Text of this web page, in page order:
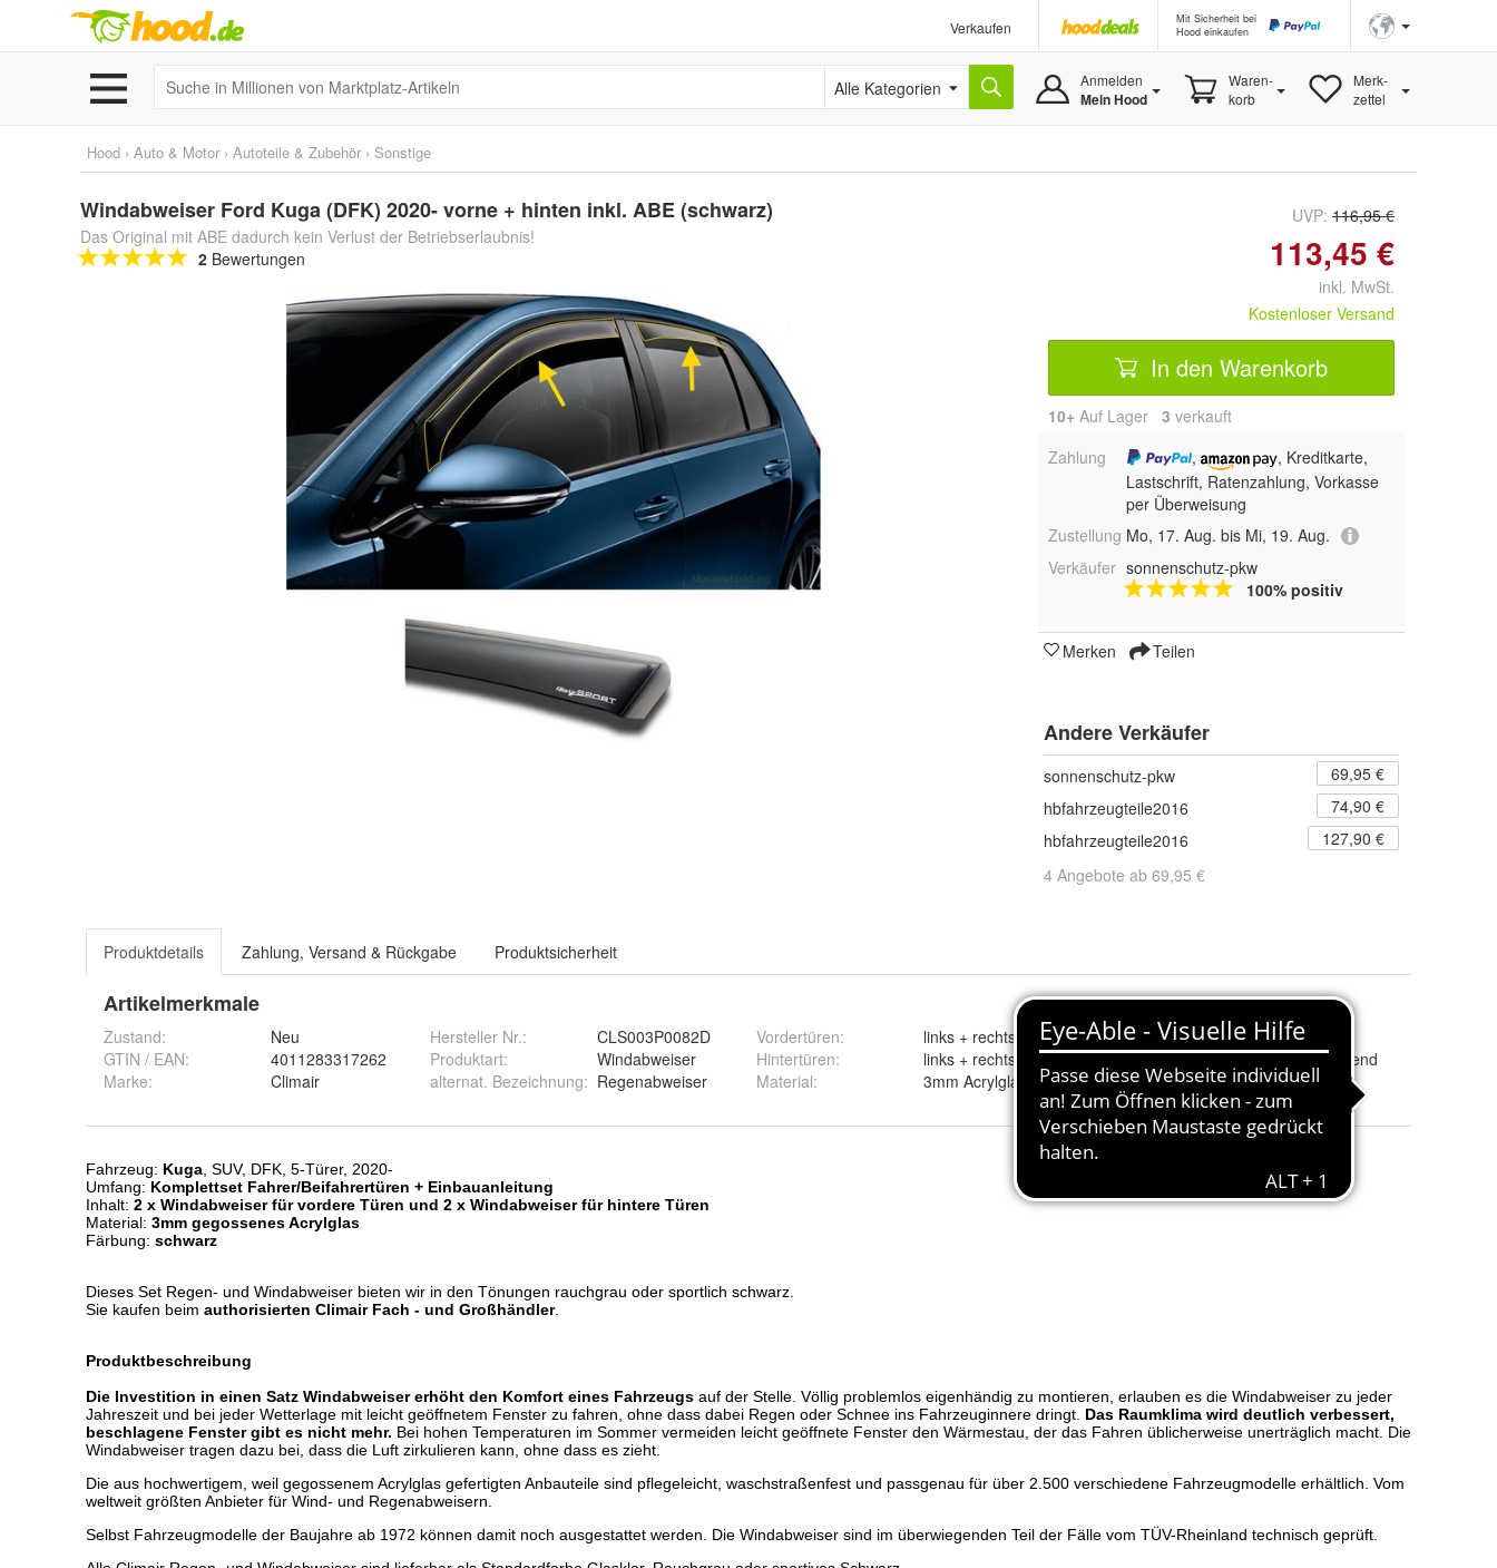
Verkaufen
Mit Sicherheit bei
Hood einkaufen
Alle Kategorien Anmelden
Mein Hood
Waren-
korb
Merk-
zettel
Hood › Auto & Motor › Autoteile & Zubehör › Sonstige
Windabweiser Ford Kuga (DFK) 2020- vorne + hinten inkl. ABE (schwarz)
Das Original mit ABE dadurch kein Verlust der Betriebserlaubnis!
2 Bewertungen
UVP: 116,95 €
113,45 €
inkl. MwSt.
Kostenloser Versand
In den Warenkorb
10+ Auf Lager 3 verkauft
Zahlung
,
, Kreditkarte,
Lastschrift, Ratenzahlung, Vorkasse
per Überweisung
Zustellung Mo, 17. Aug. bis Mi, 19. Aug.
Verkäufer sonnenschutz-pkw
100% positiv
Merken Teilen
Andere Verkäufer
sonnenschutz-pkw
69,95 €
hbfahrzeugteile2016
74,90 €
hbfahrzeugteile2016
127,90 €
4 Angebote ab 69,95 €
Produktdetails Zahlung, Versand & Rückgabe Produktsicherheit
Artikelmerkmale
Zustand:
Neu
GTIN / EAN:
4011283317262
Marke:
Climair
Hersteller Nr.:
CLS003P0082D
Produktart:
Windabweiser
alternat. Bezeichnung: Regenabweiser
Vordertüren:
links + rechts
Hintertüren:
links + rechts
Material: 3mm Acrylglas
Tönung
schwarz
ABE/eintragungsfrei: ja, ABE beiliegend